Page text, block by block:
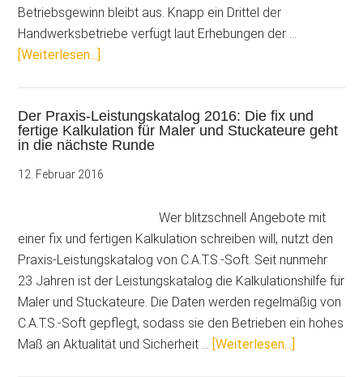
Betriebsgewinn bleibt aus. Knapp ein Drittel der
Handwerksbetriebe verfügt laut Erhebungen der …
[Weiterlesen...]
mehr
Gewinn
Kostensenkung
Der Praxis-Leistungskatalog 2016: Die fix und
fertige Kalkulation für Maler und Stuckateure geht
in die nächste Runde
12. Februar 2016
Wer blitzschnell Angebote mit
einer fix und fertigen Kalkulation schreiben will, nutzt den
Praxis-Leistungskatalog von C.A.T.S.-Soft. Seit nunmehr
23 Jahren ist der Leistungskatalog die Kalkulationshilfe für
Maler und Stuckateure. Die Daten werden regelmäßig von
C.A.T.S.-Soft gepflegt, sodass sie den Betrieben ein hohes
Maß an Aktualität und Sicherheit … [Weiterlesen...]